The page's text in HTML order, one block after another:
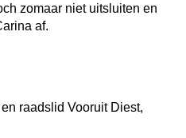
zomaar niet uitsluiten en
af.
raadslid Vooruit Diest,